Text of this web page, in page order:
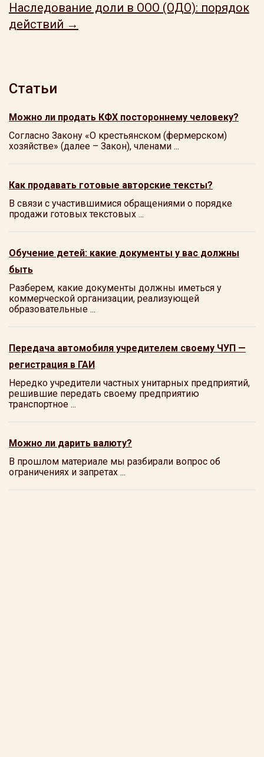
Наследование доли в ООО (ОДО): порядок
действий →
Статьи
Можно ли продать КФХ постороннему человеку?
Согласно Закону «О крестьянском (фермерском)
хозяйстве» (далее – Закон), членами ...
Как продавать готовые авторские тексты?
В связи с участившимися обращениями о порядке
продажи готовых текстовых ...
Обучение детей: какие документы у вас должны
быть
Разберем, какие документы должны иметься у
коммерческой организации, реализующей
образовательные ...
Передача автомобиля учредителем своему ЧУП —
регистрация в ГАИ
Нередко учредители частных унитарных предприятий,
решившие передать своему предприятию
транспортное ...
Можно ли дарить валюту?
В прошлом материале мы разбирали вопрос об
ограничениях и запретах ...